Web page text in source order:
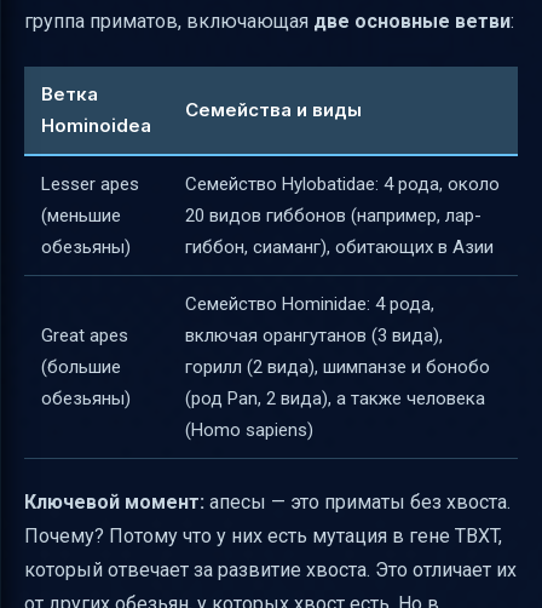
группа приматов, включающая две основные ветви:
Ветка
Hominoidea
Семейства и виды
Lesser apes
(меньшие
обезьяны)
Семейство Hylobatidae: 4 рода, около
20 видов гиббонов (например, лар-
гиббон, сиаманг), обитающих в Азии
Great apes
(большие
обезьяны)
Семейство Hominidae: 4 рода,
включая орангутанов (3 вида),
горилл (2 вида), шимпанзе и бонобо
(род Pan, 2 вида), а также человека
(Homo sapiens)
Ключевой момент: апесы — это приматы без хвоста.
Почему? Потому что у них есть мутация в гене TBXT,
который отвечает за развитие хвоста. Это отличает их